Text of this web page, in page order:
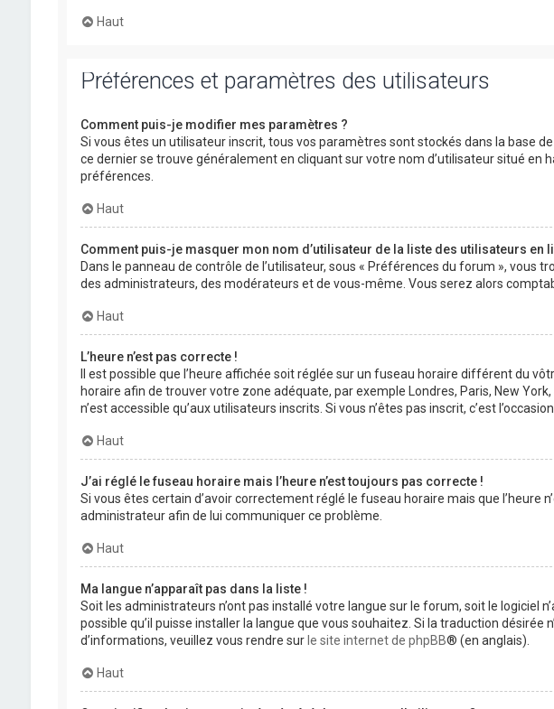
Haut
Préférences et paramètres des utilisateurs
Comment puis-je modifier mes paramètres ?
Si vous êtes un utilisateur inscrit, tous vos paramètres sont stockés dans la base
ce dernier se trouve généralement en cliquant sur votre nom d’utilisateur situé
préférences.
Haut
Comment puis-je masquer mon nom d’utilisateur de la liste des utilisateurs en
Dans le panneau de contrôle de l’utilisateur, sous « Préférences du forum », vous
des administrateurs, des modérateurs et de vous-même. Vous serez alors
Haut
L’heure n’est pas correcte !
Il est possible que l’heure affichée soit réglée sur un fuseau horaire différent du
horaire afin de trouver votre zone adéquate, par exemple Londres, Paris, New
n’est accessible qu’aux utilisateurs inscrits. Si vous n’êtes pas inscrit, c’est
Haut
J’ai réglé le fuseau horaire mais l’heure n’est toujours pas correcte !
Si vous êtes certain d’avoir correctement réglé le fuseau horaire mais que l’heure
administrateur afin de lui communiquer ce problème.
Haut
Ma langue n’apparaît pas dans la liste !
Soit les administrateurs n’ont pas installé votre langue sur le forum, soit le logiciel
possible qu’il puisse installer la langue que vous souhaitez. Si la traduction
d’informations, veuillez vous rendre sur le site internet de phpBB® (en anglais).
Haut